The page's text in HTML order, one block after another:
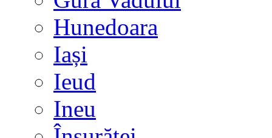
Hunedoara
Iași
Ieud
Ineu